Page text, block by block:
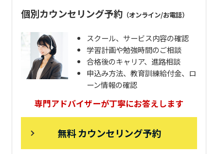
個別カウンセリング予約（オンライン/お電話）
スクール、サービス内容の確認
学習計画や勉強時間のご相談
合格後のキャリア、進路相談
申込み方法、教育訓練給付金、ロ
ーン情報の確認
専門アドバイザーが丁寧にお答えします
無料 カウンセリング予約